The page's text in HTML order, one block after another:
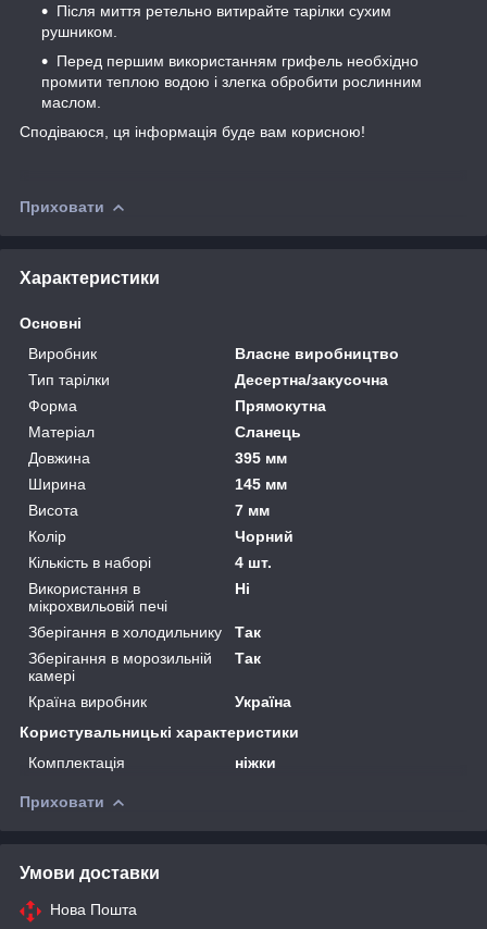
Після миття ретельно витирайте тарілки сухим
рушником.
Перед першим використанням грифель необхідно
промити теплою водою і злегка обробити рослинним
маслом.
Сподіваюся, ця інформація буде вам корисною!
Приховати
Характеристики
Основні
Виробник
Власне виробництво
Тип тарілки
Десертна/закусочна
Форма
Прямокутна
Матеріал
Сланець
Довжина
395 мм
Ширина
145 мм
Висота
7 мм
Колір
Чорний
Кількість в наборі
4 шт.
Використання в
мікрохвильовій печі
Ні
Зберігання в холодильнику
Так
Зберігання в морозильній
камері
Так
Країна виробник
Україна
Користувальницькі характеристики
Комплектація
ніжки
Приховати
Умови доставки
Нова Пошта